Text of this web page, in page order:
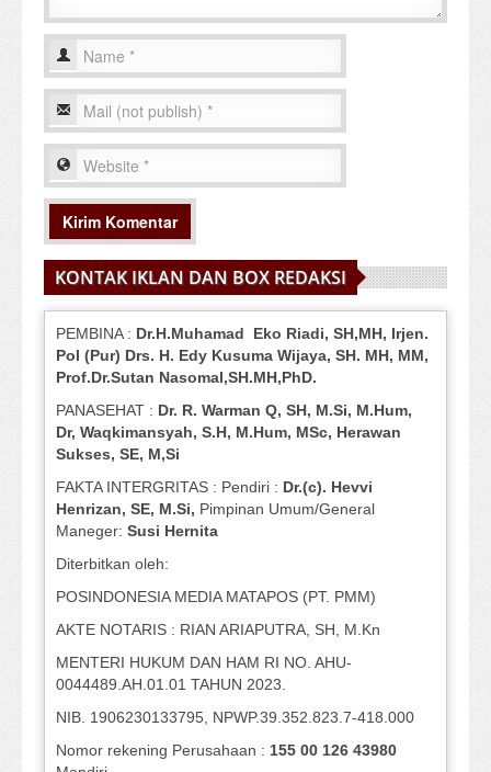
KONTAK IKLAN DAN BOX REDAKSI
PEMBINA : Dr.H.Muhamad Eko Riadi, SH,MH, Irjen.
Pol (Pur) Drs. H. Edy Kusuma Wijaya, SH. MH, MM,
Prof.Dr.Sutan Nasomal,SH.MH,PhD.
PANASEHAT : Dr. R. Warman Q, SH, M.Si, M.Hum,
Dr, Waqkimansyah, S.H, M.Hum, MSc, Herawan
Sukses, SE, M,Si
FAKTA INTERGRITAS : Pendiri : Dr.(c). Hevvi
Henrizan, SE, M.Si, Pimpinan Umum/General
Maneger: Susi Hernita
Diterbitkan oleh:
POSINDONESIA MEDIA MATAPOS (PT. PMM)
AKTE NOTARIS : RIAN ARIAPUTRA, SH, M.Kn
MENTERI HUKUM DAN HAM RI NO. AHU-
0044489.AH.01.01 TAHUN 2023.
NIB. 1906230133795, NPWP.39.352.823.7-418.000
Nomor rekening Perusahaan : 155 00 126 43980